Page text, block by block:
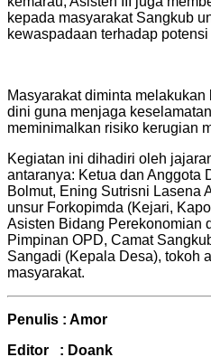
kepada masyarakat Sangkub
kewaspadaan terhadap
Masyarakat diminta
dini guna menjaga
meminimalkan risiko kerugian
Kegiatan ini dihadiri oleh
antaranya: Ketua dan Anggota
Bolmut, Ening Sutrisni Lasena
unsur Forkopimda (Kejari,
Asisten Bidang Perekonomian
Pimpinan OPD, Camat
Sangadi (Kepala Desa), tokoh
masyarakat.
Penulis : Amor
Editor : Doank